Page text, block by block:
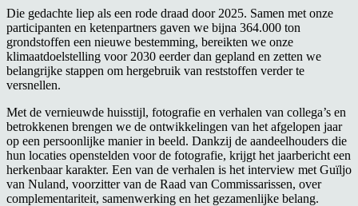
Die gedachte liep als een rode draad door 2025. Samen met onze
participanten en ketenpartners gaven we bijna 364.000 ton
grondstoffen een nieuwe bestemming, bereikten we onze
klimaatdoelstelling voor 2030 eerder dan gepland en zetten we
belangrijke stappen om hergebruik van reststoffen verder te
versnellen.
Met de vernieuwde huisstijl, fotografie en verhalen van collega’s en
betrokkenen brengen we de ontwikkelingen van het afgelopen jaar
op een persoonlijke manier in beeld. Dankzij de aandeelhouders die
hun locaties openstelden voor de fotografie, krijgt het jaarbericht een
herkenbaar karakter. Een van de verhalen is het interview met Guïljo
van Nuland, voorzitter van de Raad van Commissarissen, over
complementariteit, samenwerking en het gezamenlijke belang.